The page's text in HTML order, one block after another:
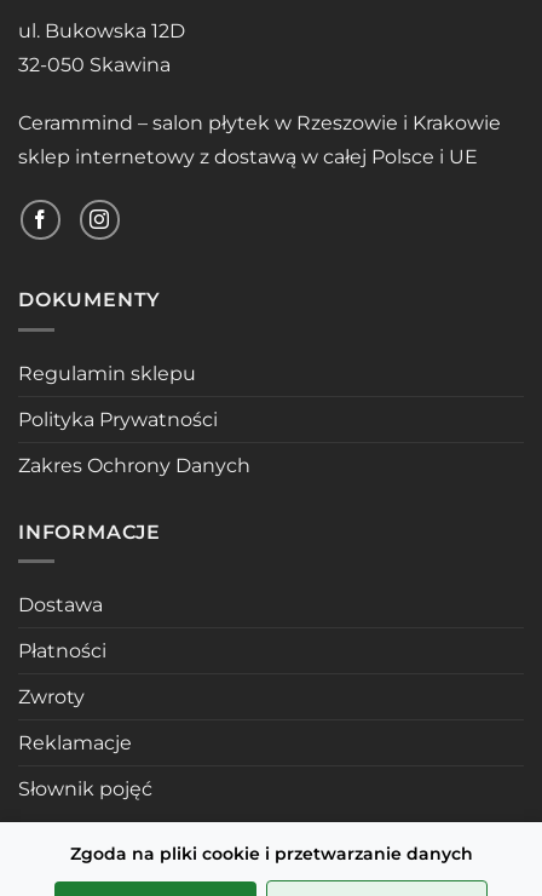
Zgoda na pliki cookie i przetwarzanie danych
ul. Bukowska 12D
32-050 Skawina
Cerammind – salon płytek w Rzeszowie i Krakowie
sklep internetowy z dostawą w całej Polsce i UE
DOKUMENTY
Regulamin sklepu
Polityka Prywatności
Zakres Ochrony Danych
INFORMACJE
Dostawa
Płatności
Zwroty
Reklamacje
Słownik pojęć
POLECANE STRONY